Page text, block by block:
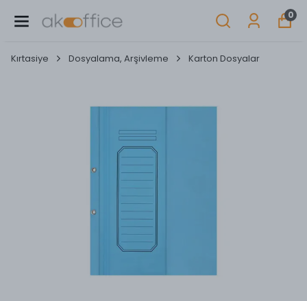
0
Kırtasiye Dosyalama, Arşivleme Karton Dosyalar